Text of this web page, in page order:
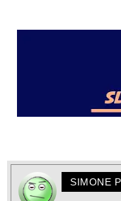
SIMONE